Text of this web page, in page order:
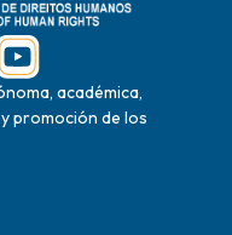
académica,
promoción de los